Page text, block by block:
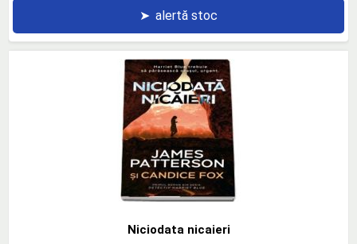
➤ alertă stoc
Niciodata nicaieri